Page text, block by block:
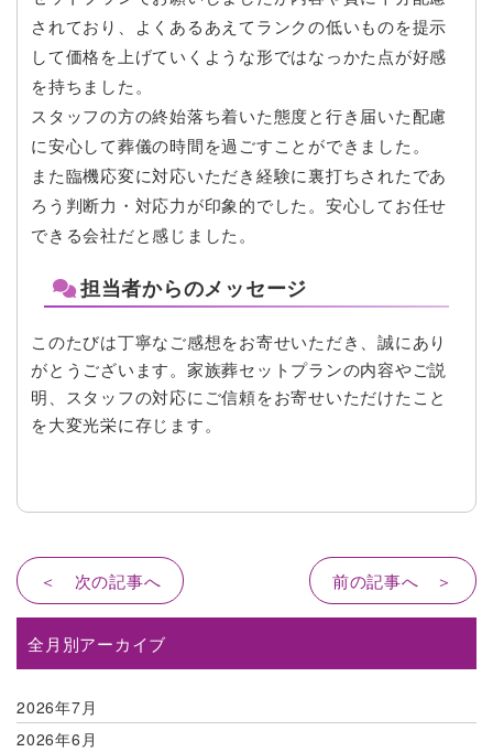
されており、よくあるあえてランクの低いものを提示
して価格を上げていくような形ではなっかた点が好感
を持ちました。
スタッフの方の終始落ち着いた態度と行き届いた配慮
に安心して葬儀の時間を過ごすことができました。
また臨機応変に対応いただき経験に裏打ちされたであ
ろう判断力・対応力が印象的でした。安心してお任せ
できる会社だと感じました。
担当者からのメッセージ
このたびは丁寧なご感想をお寄せいただき、誠にあり
がとうございます。家族葬セットプランの内容やご説
明、スタッフの対応にご信頼をお寄せいただけたこと
を大変光栄に存じます。
＜ 次の記事へ 前の記事へ ＞
全月別アーカイブ
2026年7月
2026年6月